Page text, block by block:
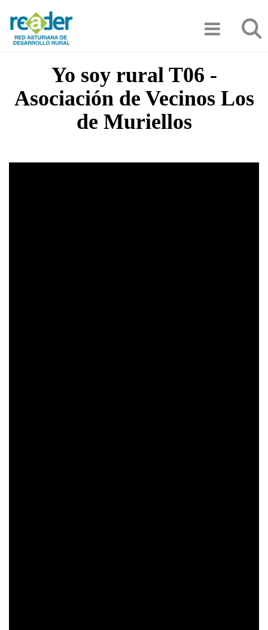
contenido
principal
Yo soy rural T06 -
Asociación de Vecinos Los
de Muriellos